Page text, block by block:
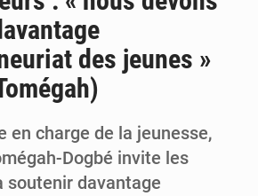
Maurice : Démission de la ministre Véronique Leu-Govind
des jeunes »
en charge de la jeunesse,
Dogbé invite les
soutenir davantage